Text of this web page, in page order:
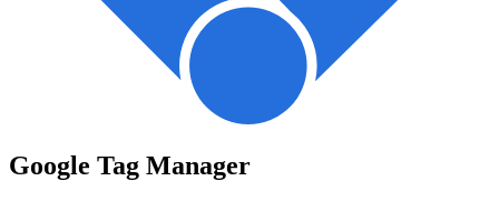
Google Tag Manager